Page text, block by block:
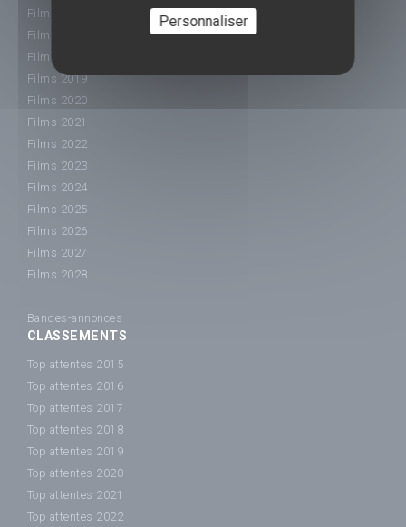
Films 2016
Films 2017
Films 2018
Films 2019
Films 2020
Films 2021
Films 2022
Films 2023
Films 2024
Films 2025
Films 2026
Films 2027
Films 2028
Bandes-annonces
CLASSEMENTS
Top attentes 2015
Top attentes 2016
Top attentes 2017
Top attentes 2018
Top attentes 2019
Top attentes 2020
Top attentes 2021
Top attentes 2022
Personnaliser